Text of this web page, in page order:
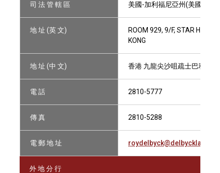
司 法 管 轄 區 美國-加利福尼亞州(美國)
地 址 (英 文)
ROOM 929, 9/F, STAR
KONG
地 址 (中 文) 香港 九龍尖沙咀疏士巴利道3
電 話 2810-5777
傳 真 2810-5288
電 郵 地 址
外 地 分 行